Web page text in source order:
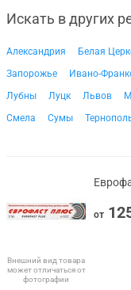
Искать в других
Александрия Белая
Запорожье
Ивано-
Лубны
Луцк Львов
Смела
Сумы
Внешний вид товара
может отличаться от
фотографии
от